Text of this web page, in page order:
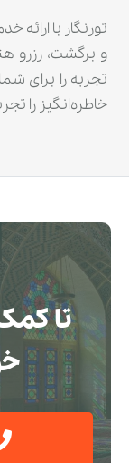
تورنگار با
و برگشت، رزرو
تجربه را برای
خاطره‌انگیز را
تا